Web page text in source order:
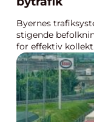
Byernes
stigende
for effektiv